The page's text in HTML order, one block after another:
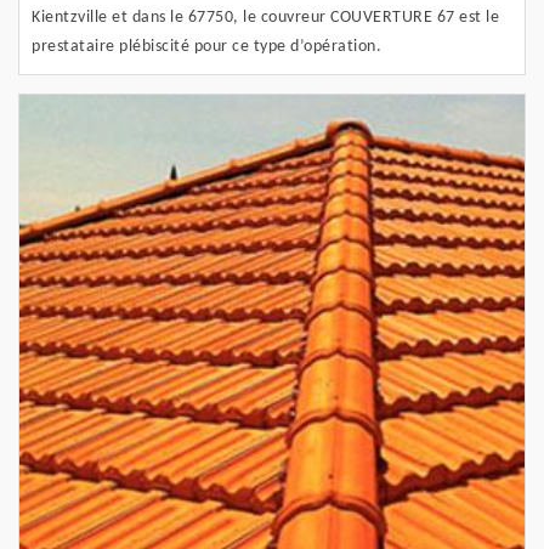
Kientzville et dans le 67750, le couvreur COUVERTURE 67 est le
prestataire plébiscité pour ce type d’opération.